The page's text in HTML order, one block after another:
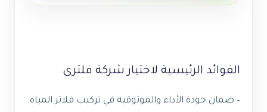
الفوائد الرئيسية لاختيار شركة فلترى
– ضمان جودة الأداء والموثوقية في تركيب فلاتر المياه.